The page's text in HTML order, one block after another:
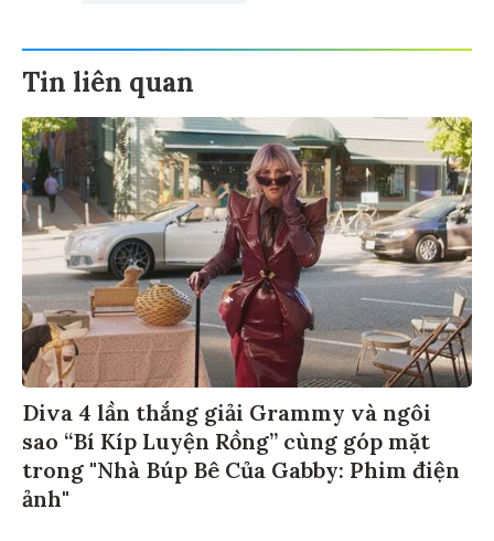
Tin liên quan
Diva 4 lần thắng giải Grammy và ngôi
sao “Bí Kíp Luyện Rồng” cùng góp mặt
trong "Nhà Búp Bê Của Gabby: Phim điện
ảnh"